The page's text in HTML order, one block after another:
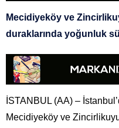
Mecidiyeköy ve
duraklarında yoğunluk
İSTANBUL (AA) –
Mecidiyeköy ve